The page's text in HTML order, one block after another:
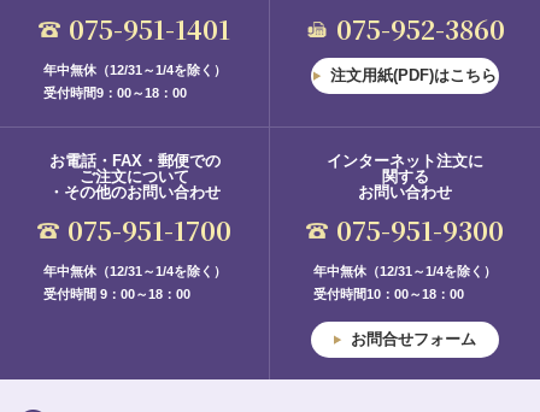
075-951-1401
年中無休（12/31～1/4を除く）
受付時間9：00～18：00
075-952-3860
注文用紙(PDF)はこちら
お電話・FAX・郵便での
ご注文について
・その他のお問い合わせ
075-951-1700
年中無休（12/31～1/4を除く）
受付時間 9：00～18：00
インターネット注文に
関する
お問い合わせ
075-951-9300
年中無休（12/31～1/4を除く）
受付時間10：00～18：00
お問合せフォーム